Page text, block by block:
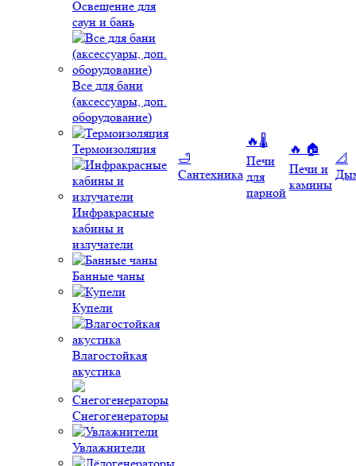
Освещение для
саун и бань
Все для бани
(аксессуары, доп.
оборудование)
Термоизоляция
Инфракрасные
кабины и
излучатели
Банные чаны
Купели
Влагостойкая
акустика
Снегогенераторы
Увлажнители
🛁
Сантехника
🔥🌡️
Печи
для
парной
🔥 🏠
Печи и
камины
📐